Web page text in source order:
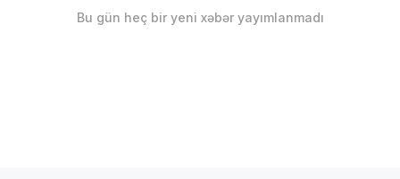
Bu gün heç bir yeni xəbər yayımlanmadı